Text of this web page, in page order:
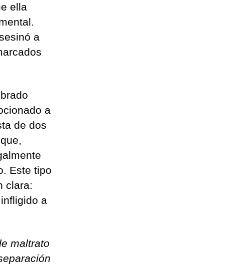
ella
a
a
de dos
Este tipo
clara:
a
maltrato